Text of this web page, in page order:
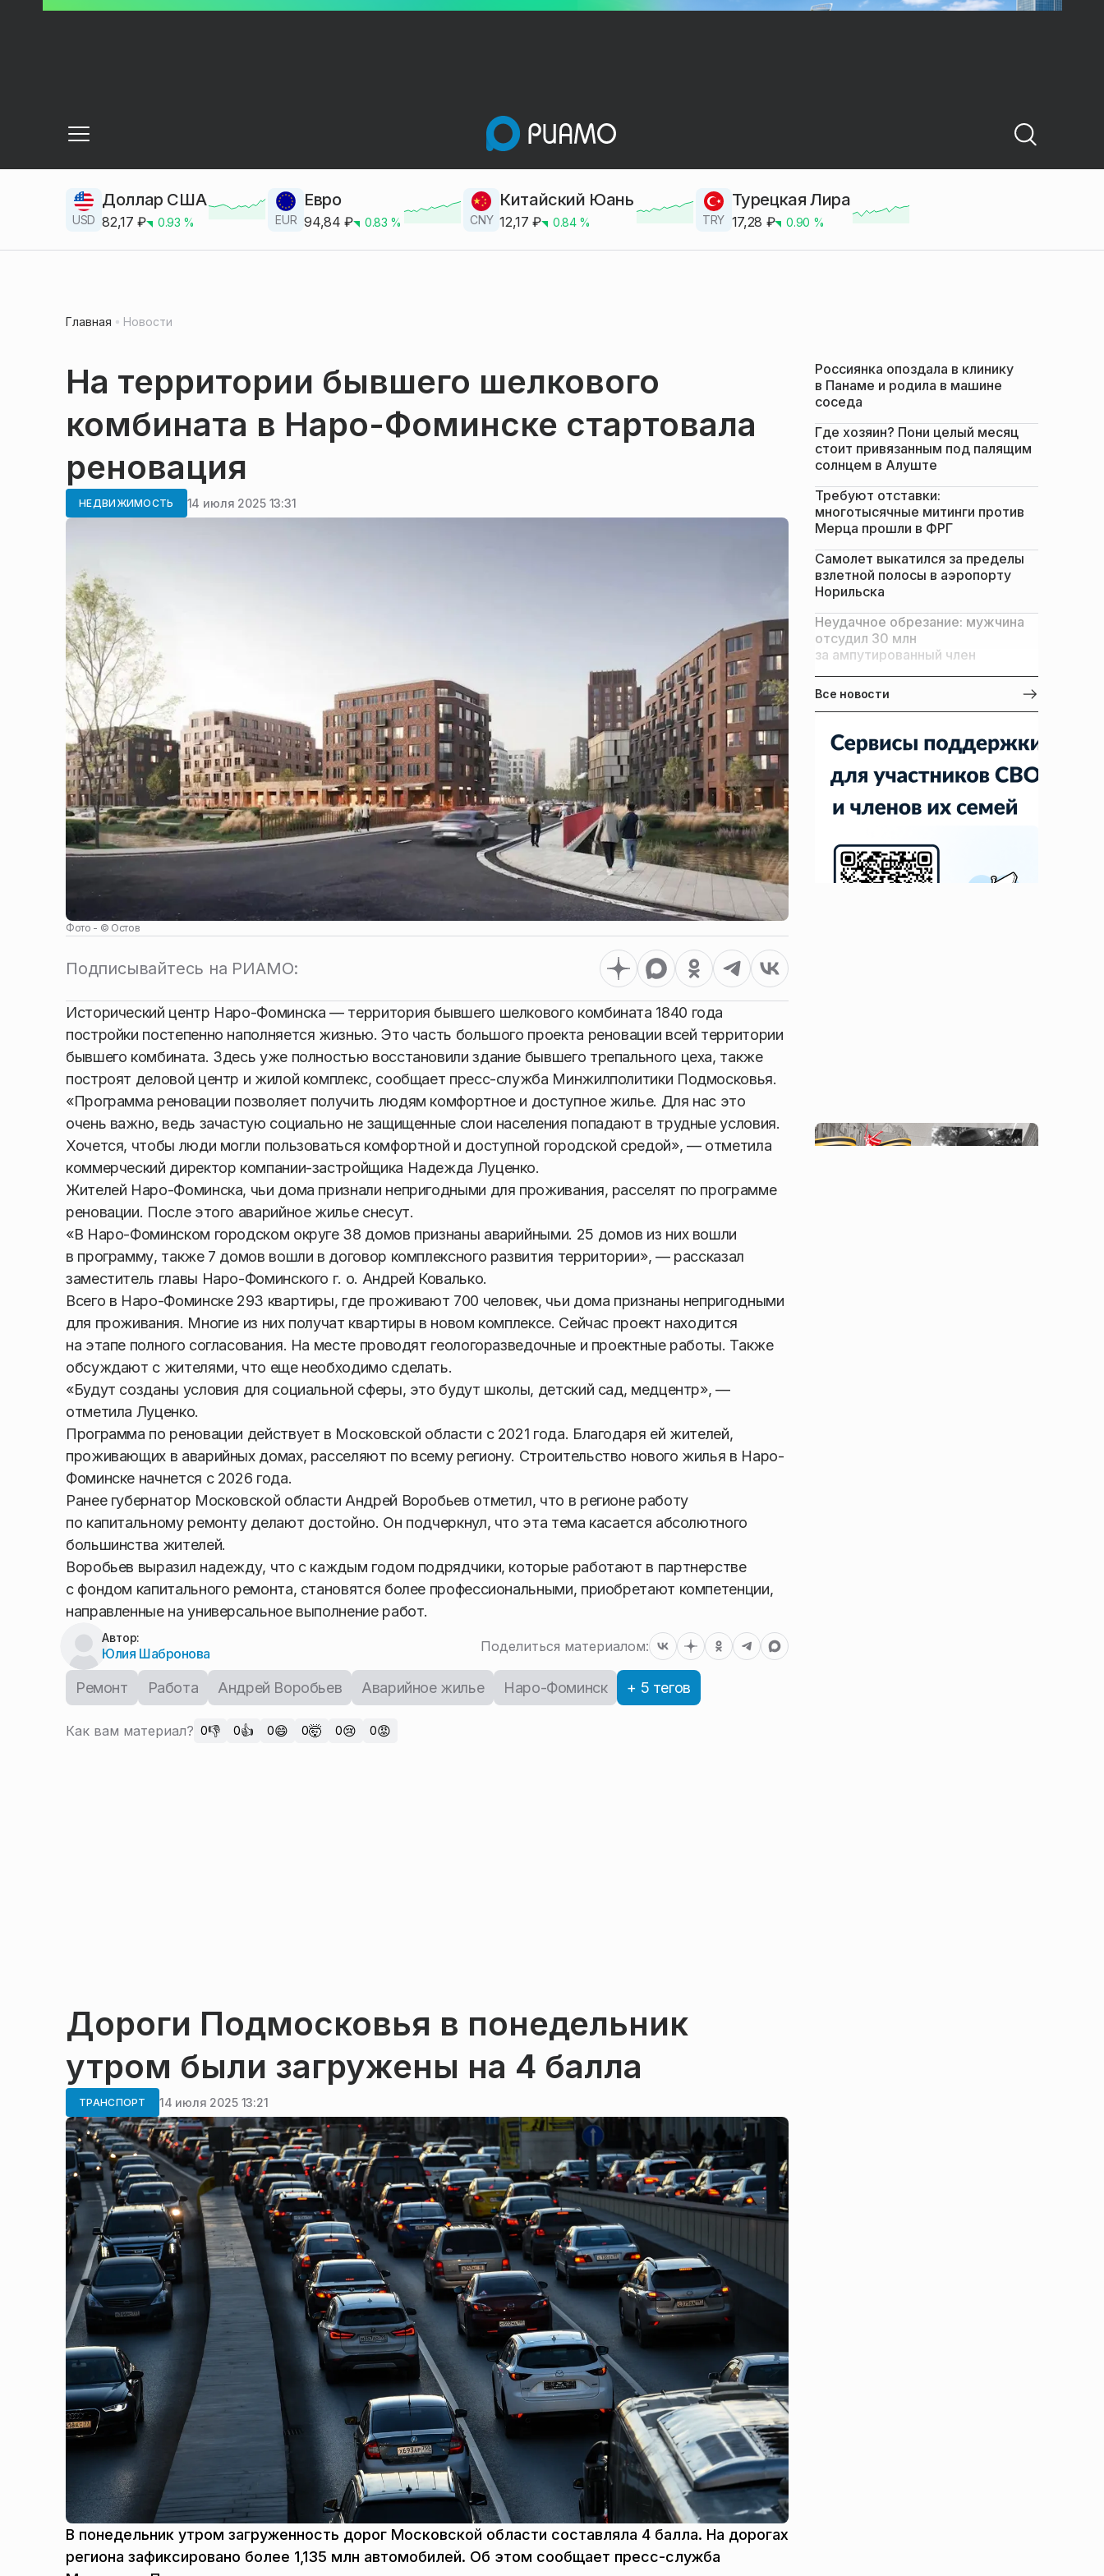
USD
Доллар США
82,17 ₽ 0.93 % EUR
Евро
94,84 ₽ 0.83 % CNY
Китайский Юань
12,17 ₽ 0.84% TRY
Турецкая Лира
17,28 ₽ 0.90 %
Главная Новости
На территории бывшего шелкового
комбината в Наро-Фоминске стартовала
реновация
НЕДВИЖИМОСТЬ 14 июля 2025 13:31
Фото - © Остов
Подписывайтесь на РИАМО:
Исторический центр Наро-Фоминска — территория бывшего шелкового комбината 1840 года
постройки постепенно наполняется жизнью. Это часть большого проекта реновации всей территории
бывшего комбината. Здесь уже полностью восстановили здание бывшего трепального цеха, также
построят деловой центр и жилой комплекс, сообщает пресс-служба Минжилполитики Подмосковья.
«Программа реновации позволяет получить людям комфортное и доступное жилье. Для нас это
очень важно, ведь зачастую социально не защищенные слои населения попадают в трудные условия.
Хочется, чтобы люди могли пользоваться комфортной и доступной городской средой», — отметила
коммерческий директор компании-застройщика Надежда Луценко.
Жителей Наро-Фоминска, чьи дома признали непригодными для проживания, расселят по программе
реновации. После этого аварийное жилье снесут.
«В Наро-Фоминском городском округе 38 домов признаны аварийными. 25 домов из них вошли
в программу, также 7 домов вошли в договор комплексного развития территории», — рассказал
заместитель главы Наро-Фоминского г. о. Андрей Ковалько.
Всего в Наро-Фоминске 293 квартиры, где проживают 700 человек, чьи дома признаны непригодными
для проживания. Многие из них получат квартиры в новом комплексе. Сейчас проект находится
на этапе полного согласования. На месте проводят геологоразведочные и проектные работы. Также
обсуждают с жителями, что еще необходимо сделать.
«Будут созданы условия для социальной сферы, это будут школы, детский сад, медцентр», —
отметила Луценко.
Программа по реновации действует в Московской области с 2021 года. Благодаря ей жителей,
проживающих в аварийных домах, расселяют по всему региону. Строительство нового жилья в Наро-
Фоминске начнется с 2026 года.
Ранее губернатор Московской области Андрей Воробьев отметил, что в регионе работу
по капитальному ремонту делают достойно. Он подчеркнул, что эта тема касается абсолютного
большинства жителей.
Воробьев выразил надежду, что с каждым годом подрядчики, которые работают в партнерстве
с фондом капитального ремонта, становятся более профессиональными, приобретают компетенции,
направленные на универсальное выполнение работ.
Автор:
Юлия Шабронова Поделиться материалом:
Ремонт Работа Андрей Воробьев Аварийное жилье Наро-Фоминск + 5 тегов
Как вам материал? 0👎 0👍 0😄 0🤯 0😢 0😡
Дороги Подмосковья в понедельник
утром были загружены на 4 балла
ТРАНСПОРТ 14 июля 2025 13:21
В понедельник утром загруженность дорог Московской области составляла 4 балла. На дорогах
региона зафиксировано более 1,135 млн автомобилей. Об этом сообщает пресс-служба
Россиянка опоздала в клинику
в Панаме и родила в машине
соседа
Где хозяин? Пони целый месяц
стоит привязанным под палящим
солнцем в Алуште
Требуют отставки:
многотысячные митинги против
Мерца прошли в ФРГ
Самолет выкатился за пределы
взлетной полосы в аэропорту
Норильска
Неудачное обрезание: мужчина
отсудил 30 млн
за ампутированный член
Все новости